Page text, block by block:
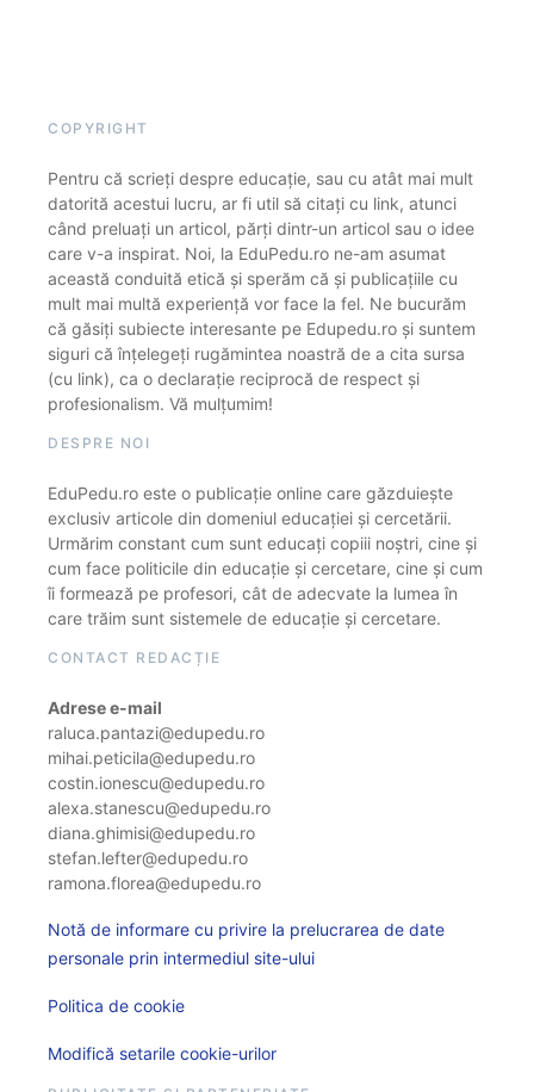
COPYRIGHT
Pentru că scrieți despre educație, sau cu atât mai mult
datorită acestui lucru, ar fi util să citați cu link, atunci
când preluați un articol, părți dintr-un articol sau o idee
care v-a inspirat. Noi, la EduPedu.ro ne-am asumat
această conduită etică și sperăm că și publicațiile cu
mult mai multă experiență vor face la fel. Ne bucurăm
că găsiți subiecte interesante pe Edupedu.ro și suntem
siguri că înțelegeți rugămintea noastră de a cita sursa
(cu link), ca o declarație reciprocă de respect și
profesionalism. Vă mulțumim!
DESPRE NOI
EduPedu.ro este o publicație online care găzduiește
exclusiv articole din domeniul educației și cercetării.
Urmărim constant cum sunt educați copiii noștri, cine și
cum face politicile din educație și cercetare, cine și cum
îi formează pe profesori, cât de adecvate la lumea în
care trăim sunt sistemele de educație și cercetare.
CONTACT REDACȚIE
Adrese e-mail
raluca.pantazi@edupedu.ro
mihai.peticila@edupedu.ro
costin.ionescu@edupedu.ro
alexa.stanescu@edupedu.ro
diana.ghimisi@edupedu.ro
stefan.lefter@edupedu.ro
ramona.florea@edupedu.ro
Notă de informare cu privire la prelucrarea de date
personale prin intermediul site-ului
Politica de cookie
Modifică setarile cookie-urilor